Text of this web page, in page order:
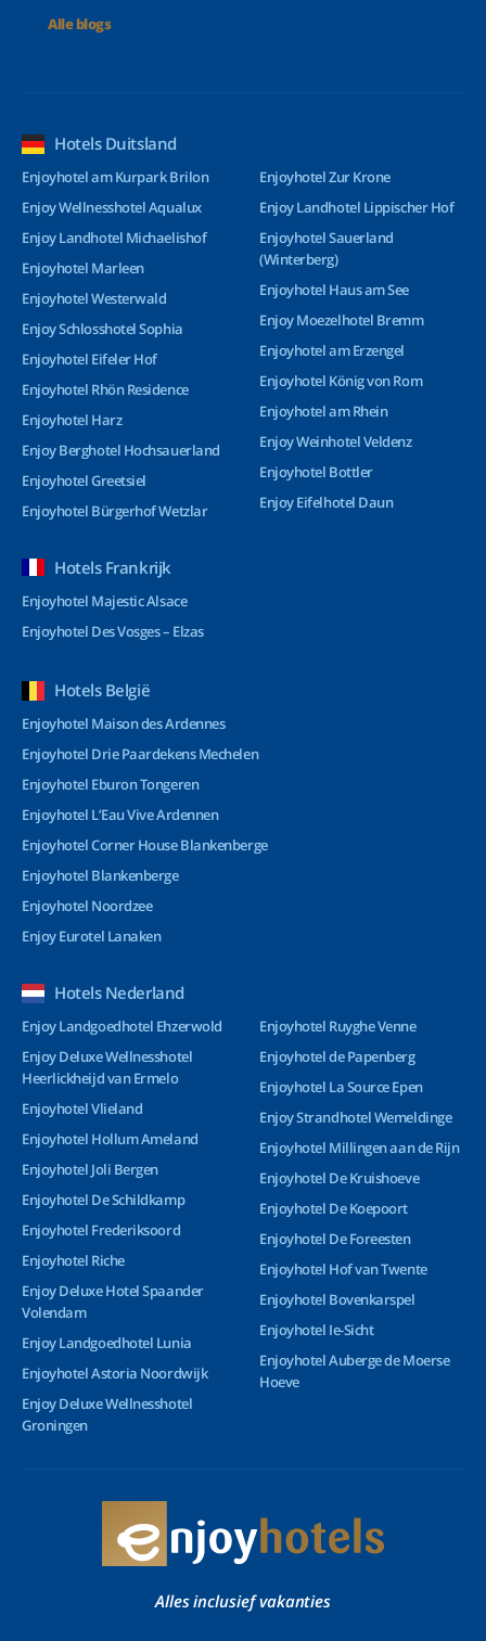
Alle blogs
Hotels Duitsland
Enjoyhotel am Kurpark Brilon
Enjoy Wellnesshotel Aqualux
Enjoy Landhotel Michaelishof
Enjoyhotel Marleen
Enjoyhotel Westerwald
Enjoy Schlosshotel Sophia
Enjoyhotel Eifeler Hof
Enjoyhotel Rhön Residence
Enjoyhotel Harz
Enjoy Berghotel Hochsauerland
Enjoyhotel Greetsiel
Enjoyhotel Bürgerhof Wetzlar
Enjoyhotel Zur Krone
Enjoy Landhotel Lippischer Hof
Enjoyhotel Sauerland
(Winterberg)
Enjoyhotel Haus am See
Enjoy Moezelhotel Bremm
Enjoyhotel am Erzengel
Enjoyhotel König von Rom
Enjoyhotel am Rhein
Enjoy Weinhotel Veldenz
Enjoyhotel Bottler
Enjoy Eifelhotel Daun
Hotels Frankrijk
Enjoyhotel Majestic Alsace
Enjoyhotel Des Vosges – Elzas
Hotels België
Enjoyhotel Maison des Ardennes
Enjoyhotel Drie Paardekens Mechelen
Enjoyhotel Eburon Tongeren
Enjoyhotel L’Eau Vive Ardennen
Enjoyhotel Corner House Blankenberge
Enjoyhotel Blankenberge
Enjoyhotel Noordzee
Enjoy Eurotel Lanaken
Hotels Nederland
Enjoy Landgoedhotel Ehzerwold
Enjoy Deluxe Wellnesshotel
Heerlickheijd van Ermelo
Enjoyhotel Vlieland
Enjoyhotel Hollum Ameland
Enjoyhotel Joli Bergen
Enjoyhotel De Schildkamp
Enjoyhotel Frederiksoord
Enjoyhotel Riche
Enjoy Deluxe Hotel Spaander
Volendam
Enjoy Landgoedhotel Lunia
Enjoyhotel Astoria Noordwijk
Enjoy Deluxe Wellnesshotel
Groningen
Enjoyhotel Ruyghe Venne
Enjoyhotel de Papenberg
Enjoyhotel La Source Epen
Enjoy Strandhotel Wemeldinge
Enjoyhotel Millingen aan de Rijn
Enjoyhotel De Kruishoeve
Enjoyhotel De Koepoort
Enjoyhotel De Foreesten
Enjoyhotel Hof van Twente
Enjoyhotel Bovenkarspel
Enjoyhotel Ie-Sicht
Enjoyhotel Auberge de Moerse
Hoeve
Alles inclusief vakanties